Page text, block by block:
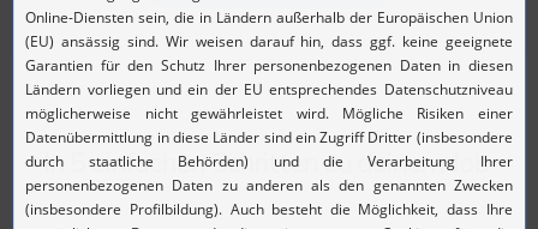
In 5 einfachen Schritten zu deinem Job